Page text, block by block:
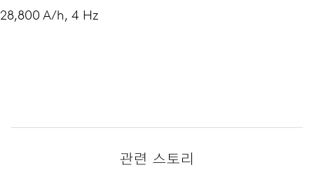
28,800 A/h, 4 Hz
관련 스토리